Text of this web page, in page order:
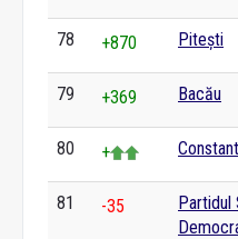
78 +870 Pitești
79 +369 Bacău
80 +
81 -35
Partidul